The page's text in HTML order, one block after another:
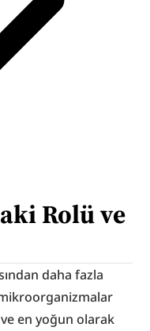
Rolü ve
daha fazla